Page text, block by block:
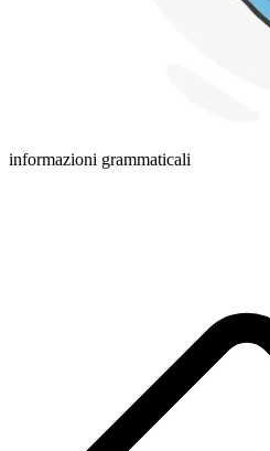
informazioni grammaticali